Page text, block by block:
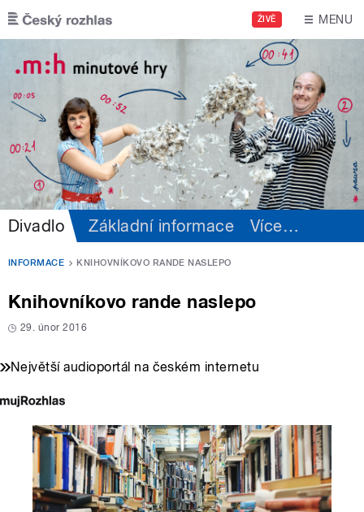
Přejít k hlavnímu obsahu
ŽIVĚ MENU
Divadlo Základní informace Více…
INFORMACE KNIHOVNÍKOVO RANDE NASLEPO
Knihovníkovo rande naslepo
29. únor 2016
Největší audioportál na českém internetu